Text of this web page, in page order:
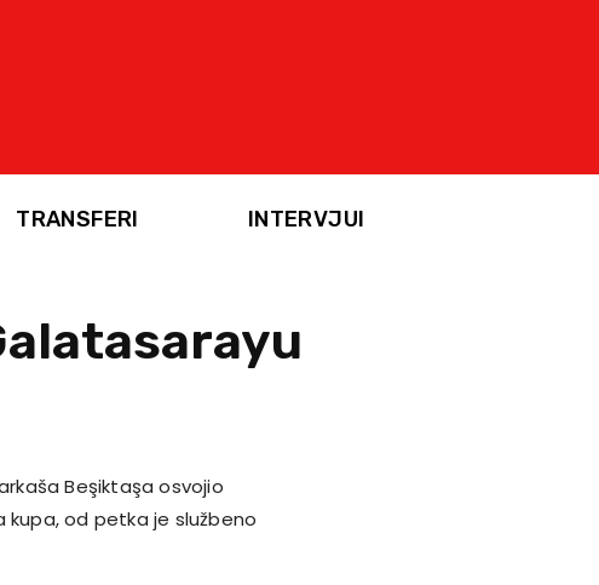
TRANSFERI INTERVJUI
Beşiktaşa osvojio
kupa, od petka je službeno